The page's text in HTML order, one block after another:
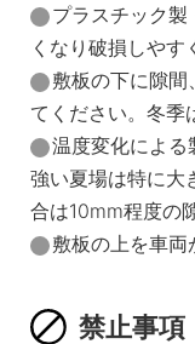
プラスチック
くなり破損しやす
敷板の下に隙間
てください。冬季
温度変化による
強い夏場は特に大
合は10mm程度の
敷板の上を車両
禁止事項